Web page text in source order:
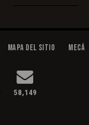
Mapa del Sitio
58,149